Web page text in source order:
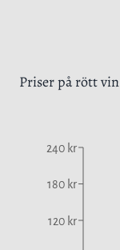
Priser på rött vin
120 kr
180 kr
240 kr